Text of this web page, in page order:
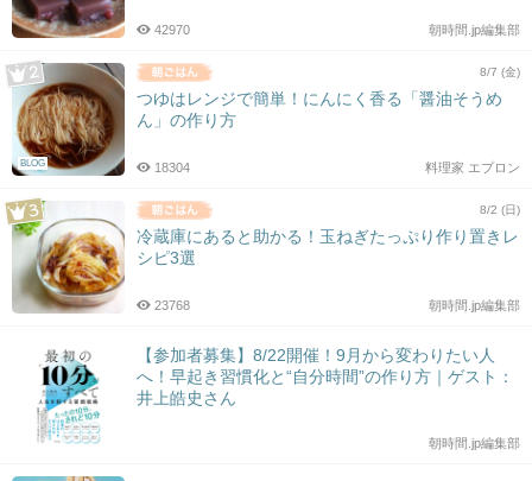
朝時間.jp編集部
42970
BLOG
8/7 (金)
つゆはレンジで簡単！にんにく香る「醤油そうめ
ん」の作り方
料理家 エプロン
18304
8/2 (日)
冷蔵庫にあると助かる！玉ねぎたっぷり作り置きレ
シピ3選
朝時間.jp編集部
23768
【参加者募集】8/22開催！9月から変わりたい人
へ！早起き習慣化と“自分時間”の作り方｜ゲスト：
井上皓史さん
朝時間.jp編集部